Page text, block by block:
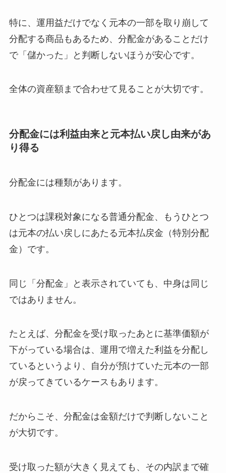
特に、運用益だけでなく元本の一部を取り崩して
分配する商品もあるため、分配金があることだけ
で「儲かった」と判断しないほうが安心です。
全体の資産額まで合わせて見ることが大切です。
分配金には利益由来と元本払い戻し由来があ
り得る
分配金には種類があります。
ひとつは課税対象になる普通分配金、もうひとつ
は元本の払い戻しにあたる元本払戻金（特別分配
金）です。
同じ「分配金」と表示されていても、中身は同じ
ではありません。
たとえば、分配金を受け取ったあとに基準価額が
下がっている場合は、運用で増えた利益を分配し
ているというより、自分が預けていた元本の一部
が戻ってきているケースもあります。
だからこそ、分配金は金額だけで判断しないこと
が大切です。
受け取った額が大きく見えても、その内訳まで確